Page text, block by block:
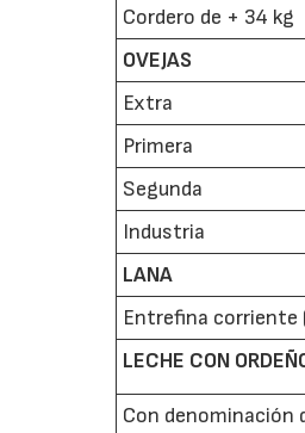
Cordero de + 34 kg
OVEJAS
Extra
Primera
Segunda
Industria
LANA
Entrefina corriente
LECHE CON
Con denominación